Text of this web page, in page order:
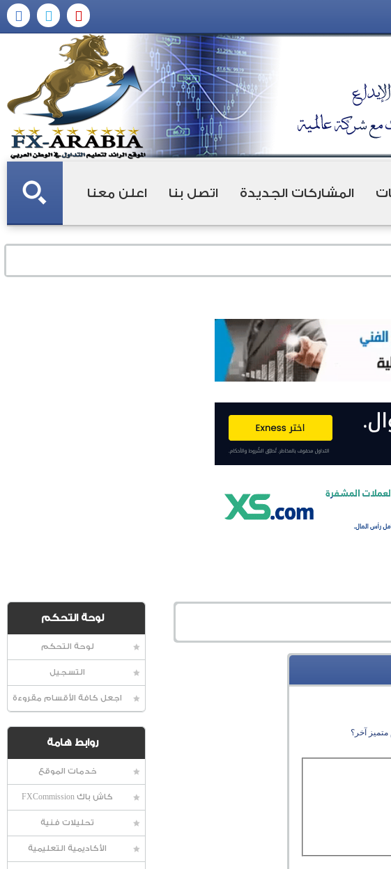
المشاركات الجديدة اتصل بنا اعلن معنا
لوحة التحكم
لوحة التحكم
التسجيل
اجعل كافة الأقسام مقروءة
روابط هامة
خدمات الموقع
كاش باك FXCommission
تحليلات فنية
الأكاديمية التعليمية
آخر؟